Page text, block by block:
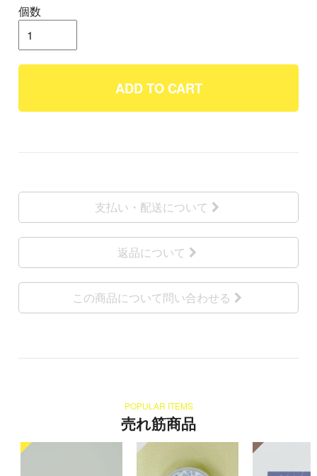
個数
ADD TO CART
支払い・配送について
返品について
この商品について問い合わせる
POPULAR ITEMS
売れ筋商品